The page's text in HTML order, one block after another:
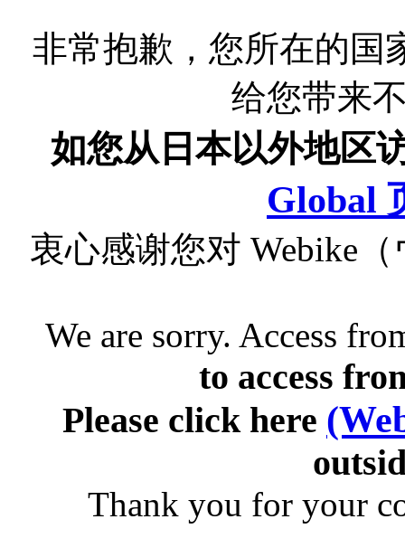
非常抱歉，您所在的国
给您带来
如您从日本以外地区
Global
衷心感谢您对 Webike
We are sorry. Access
to access
Please click here
Thank you for your